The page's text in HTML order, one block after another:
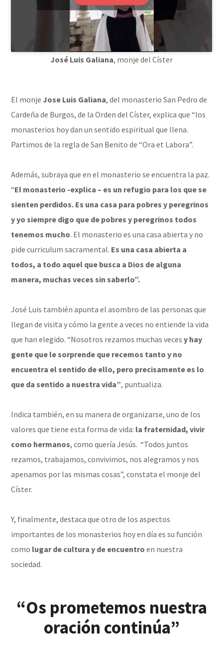
José Luis Galiana, monje del Císter
El monje Jose Luis Galiana, del monasterio San Pedro de
Cardeña de Burgos, de la Orden del Císter, explica que “los
monasterios hoy dan un sentido espiritual que llena.
Partimos de la regla de San Benito de “Ora et Labora”.
Además, subraya que en el monasterio se encuentra la paz.
“El monasterio -explica – es un refugio para los que se
sienten perdidos. Es una casa para pobres y peregrinos
y yo siempre digo que de pobres y peregrinos todos
tenemos mucho. El monasterio es una casa abierta y no
pide curriculum sacramental. Es una casa abierta a
todos, a todo aquel que busca a Dios de alguna
manera, muchas veces sin saberlo”.
José Luis también apunta el asombro de las personas que
llegan de visita y cómo la gente a veces no entiende la vida
que han elegido. “Nosotros rezamos muchas vecesy hay
gente que le sorprende que recemos tanto y no
encuentra el sentido de ello, pero precisamente es lo
que da sentido a nuestra vida”, puntualiza.
Indica también, en su manera de organizarse, uno de los
valores que tiene esta forma de vida: la fraternidad, vivir
como hermanos, como quería Jesús. “Todos juntos
rezamos, trabajamos, convivimos, nos alegramos y nos
apenamos por las mismas cosas”, constata el monje del
Císter.
Y, finalmente, destaca que otro de los aspectos
importantes de los monasterios hoy en día es su función
como lugar de cultura y de encuentro en nuestra
sociedad.
“Os prometemos nuestra
oración continúa”